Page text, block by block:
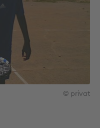
© privat